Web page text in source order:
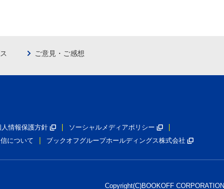
ご意見・ご感想
人情報保護方針
ソーシャルメディアポリシー
について ブックオフグループホールディングス株式会社
Copyright(C)BOOKOFF